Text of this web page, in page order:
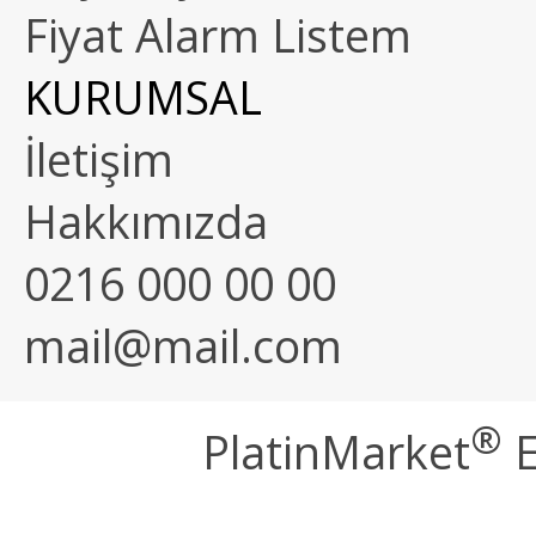
Fiyat Alarm Listem
KURUMSAL
İletişim
Hakkımızda
0216 000 00 00
mail@mail.com
PlatinMarket®